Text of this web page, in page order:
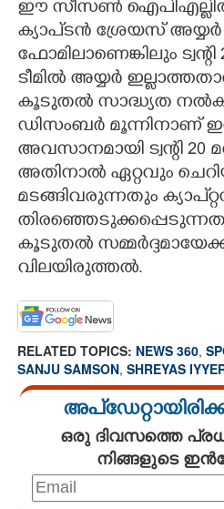
ഈ സീസൺ
ക്യാപ്‌ടൻ ശ്രേയസ് അയ്യർ
ഫോമിലാണെങ്കിലും
ടീമിൽ അയ്യർ
കൂടുതൽ സാദ്ധ്യത
ഡിസംബർ മൂന്നിനാണ്
അവസാനമായി ട്വന്റി 20
അതിനാൽ ഏറ്റവും
മടങ്ങിവരുന്നതും
കൂടുതൽ
വിലയിരുത്തൽ.
RELATED TOPICS: NEWS 360,
SANJU SAMSON, SHREYAS
ഒരു ദിവസത്തെ
നിങ്ങളുടെ